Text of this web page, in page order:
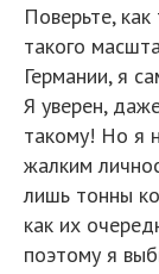
Поверьте,
такого
Германии, я
Я уверен,
такому! Но я
жалким
лишь тонны
как их
поэтому я